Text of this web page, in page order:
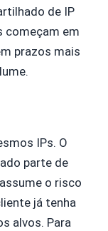
de IP
começam em
prazos mais
IPs. O
parte de
o risco
já tenha
alvos. Para